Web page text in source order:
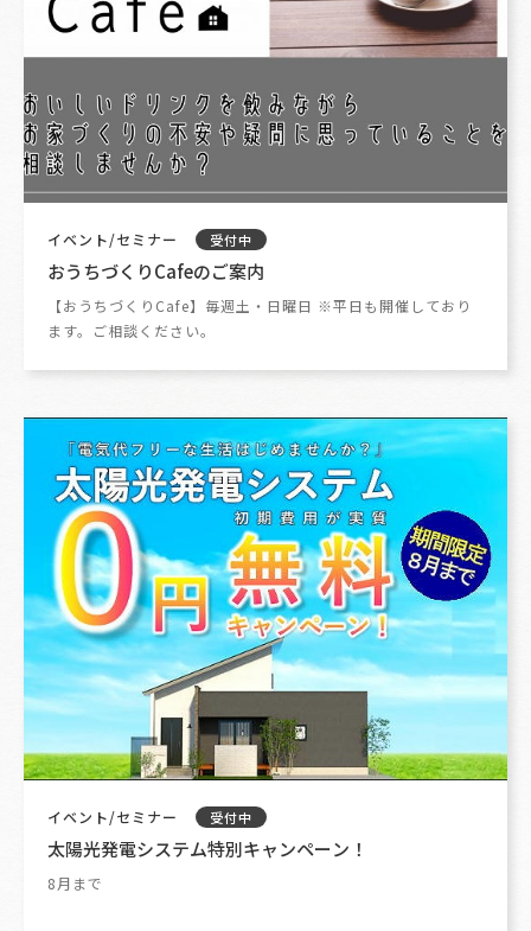
イベント/セミナー 受付中
おうちづくりCafeのご案内
【おうちづくりCafe】毎週土・日曜日 ※平日も開催しており
ます。ご相談ください。
イベント/セミナー 受付中
太陽光発電システム特別キャンペーン！
8月まで